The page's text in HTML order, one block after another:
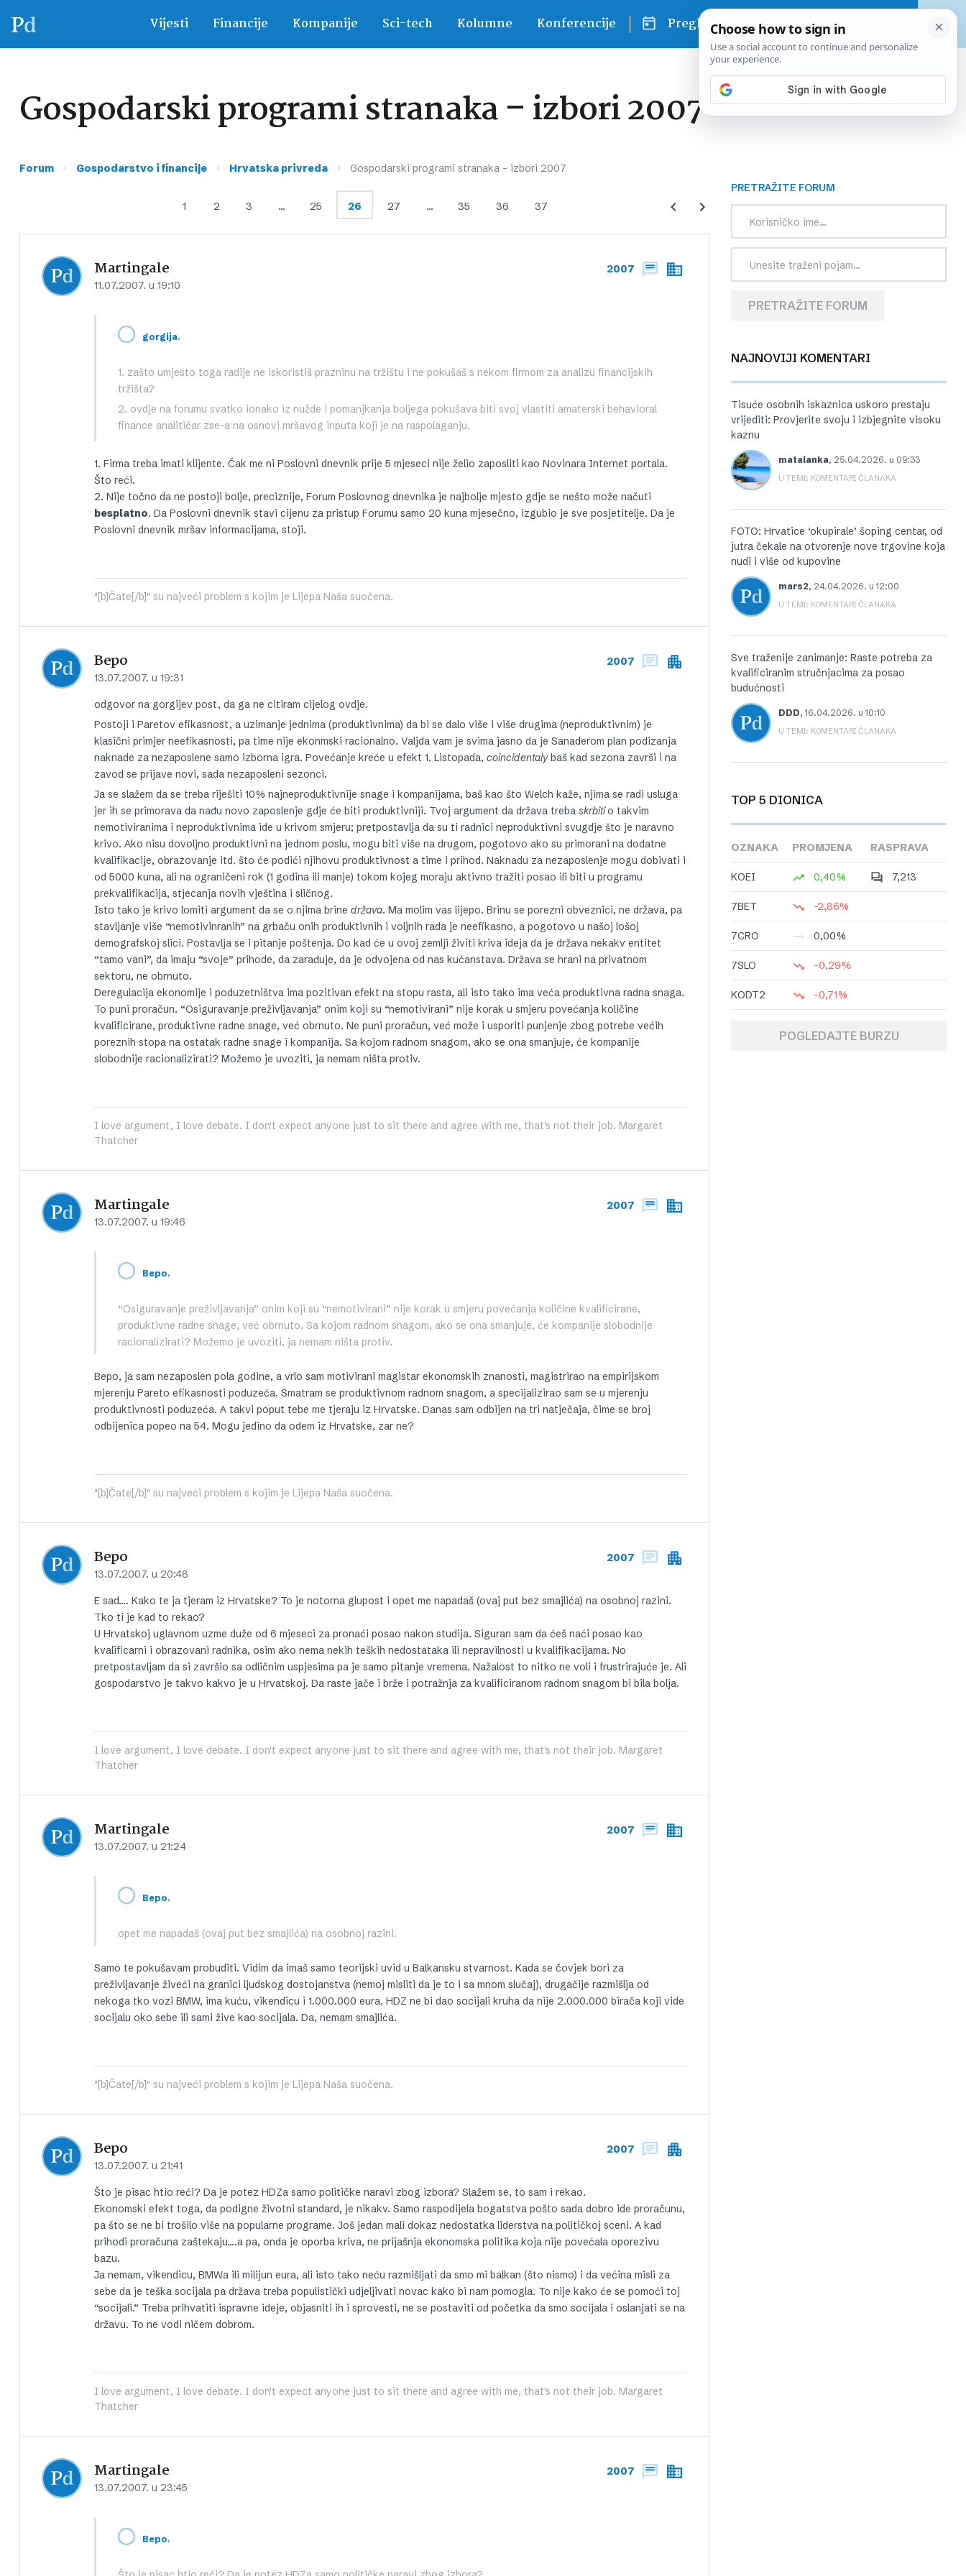
Vijesti Financije Kompanije Sci-tech Kolumne Konferencije Pregled dana
Gospodarski programi stranaka – izbori 2007
Forum › Gospodarstvo i financije › Hrvatska privreda › Gospodarski programi stranaka – izbori 2007
1 2 3 … 25 26 27 … 35 36 37
Martingale
11.07.2007. u 19:10
2007
gorgija,
1. zašto umjesto toga radije ne iskoristiš prazninu na tržištu i ne pokušaš s nekom firmom za analizu financijskih
tržišta?
2. ovdje na forumu svatko ionako iz nužde i pomanjkanja boljega pokušava biti svoj vlastiti amaterski behavioral
finance analitičar zse-a na osnovi mršavog inputa koji je na raspolaganju.
1. Firma treba imati klijente. Čak me ni Poslovni dnevnik prije 5 mjeseci nije želio zaposliti kao Novinara Internet portala.
Što reći.
2. Nije točno da ne postoji bolje, preciznije, Forum Poslovnog dnevnika je najbolje mjesto gdje se nešto može načuti
besplatno. Da Poslovni dnevnik stavi cijenu za pristup Forumu samo 20 kuna mjesečno, izgubio je sve posjetitelje. Da je
Poslovni dnevnik mršav informacijama, stoji.
"[b]Čate[/b]" su najveći problem s kojim je Lijepa Naša suočena.
Bepo
13.07.2007. u 19:31
2007
odgovor na gorgijev post, da ga ne citiram cijelog ovdje.
Postoji i Paretov efikasnost, a uzimanje jednima (produktivnima) da bi se dalo više i više drugima (neproduktivnim) je
klasični primjer neefikasnosti, pa time nije ekonmski racionalno. Valjda vam je svima jasno da je Sanaderom plan podizanja
naknade za nezaposlene samo izborna igra. Povećanje kreće u efekt 1. Listopada, coincidentalybaš kad sezona završi i na
zavod se prijave novi, sada nezaposleni sezonci.
Ja se slažem da se treba riješiti 10% najneproduktivnije snage i kompanijama, baš kao što Welch kaže, njima se radi usluga
jer ih se primorava da nađu novo zaposlenje gdje će biti produktivniji. Tvoj argument da država treba skrbitio takvim
nemotiviranima i neproduktivnima ide u krivom smjeru; pretpostavlja da su ti radnici neproduktivni svugdje što je naravno
krivo. Ako nisu dovoljno produktivni na jednom poslu, mogu biti više na drugom, pogotovo ako su primorani na dodatne
kvalifikacije, obrazovanje itd. što će podići njihovu produktivnost a time i prihod. Naknadu za nezaposlenje mogu dobivati i
od 5000 kuna, ali na ograničeni rok (1 godina ili manje) tokom kojeg moraju aktivno tražiti posao ili biti u programu
prekvalifikacija, stjecanja novih vještina i sličnog.
Isto tako je krivo lomiti argument da se o njima brine država. Ma molim vas lijepo. Brinu se porezni obveznici, ne država, pa
stavljanje više “nemotivinranih” na grbaču onih produktivnih i voljnih rada je neefikasno, a pogotovo u našoj lošoj
demografskoj slici. Postavlja se i pitanje poštenja. Do kad će u ovoj zemlji živiti kriva ideja da je država nekakv entitet
“tamo vani”, da imaju “svoje” prihode, da zarađuje, da je odvojena od nas kućanstava. Država se hrani na privatnom
sektoru, ne obrnuto.
Deregulacija ekonomije i poduzetništva ima pozitivan efekt na stopu rasta, ali isto tako ima veća produktivna radna snaga.
To puni proračun. “Osiguravanje preživljavanja” onim koji su “nemotivirani” nije korak u smjeru povećanja količine
kvalificirane, produktivne radne snage, već obrnuto. Ne puni proračun, već može i usporiti punjenje zbog potrebe većih
poreznih stopa na ostatak radne snage i kompanija. Sa kojom radnom snagom, ako se ona smanjuje, će kompanije
slobodnije racionalizirati? Možemo je uvoziti, ja nemam ništa protiv.
I love argument, I love debate. I don't expect anyone just to sit there and agree with me, that's not their job. Margaret
Thatcher
Martingale
13.07.2007. u 19:46
2007
Bepo,
“Osiguravanje preživljavanja” onim koji su “nemotivirani” nije korak u smjeru povećanja količine kvalificirane,
produktivne radne snage, već obrnuto. Sa kojom radnom snagom, ako se ona smanjuje, će kompanije slobodnije
racionalizirati? Možemo je uvoziti, ja nemam ništa protiv.
Bepo, ja sam nezaposlen pola godine, a vrlo sam motivirani magistar ekonomskih znanosti, magistrirao na empirijskom
mjerenju Pareto efikasnosti poduzeća. Smatram se produktivnom radnom snagom, a specijalizirao sam se u mjerenju
produktivnosti poduzeća. A takvi poput tebe me tjeraju iz Hrvatske. Danas sam odbijen na tri natječaja, čime se broj
odbijenica popeo na 54. Mogu jedino da odem iz Hrvatske, zar ne?
"[b]Čate[/b]" su najveći problem s kojim je Lijepa Naša suočena.
Bepo
13.07.2007. u 20:48
2007
E sad…. Kako te ja tjeram iz Hrvatske? To je notorna glupost i opet me napadaš (ovaj put bez smajlića) na osobnoj razini.
Tko ti je kad to rekao?
U Hrvatskoj uglavnom uzme duže od 6 mjeseci za pronaći posao nakon studija. Siguran sam da ćeš naći posao kao
kvalificarni i obrazovani radnika, osim ako nema nekih teških nedostataka ili nepravilnosti u kvalifikacijama. No
pretpostavljam da si završio sa odličnim uspjesima pa je samo pitanje vremena. Nažalost to nitko ne voli i frustrirajuće je. Ali
gospodarstvo je takvo kakvo je u Hrvatskoj. Da raste jače i brže i potražnja za kvalificiranom radnom snagom bi bila bolja.
I love argument, I love debate. I don't expect anyone just to sit there and agree with me, that's not their job. Margaret
Thatcher
Martingale
13.07.2007. u 21:24
2007
Bepo,
opet me napadaš (ovaj put bez smajlića) na osobnoj razini.
Samo te pokušavam probuditi. Vidim da imaš samo teorijski uvid u Balkansku stvarnost. Kada se čovjek bori za
preživljavanje živeći na granici ljudskog dostojanstva (nemoj misliti da je to i sa mnom slučaj), drugačije razmišlja od
nekoga tko vozi BMW, ima kuću, vikendicu i 1.000.000 eura. HDZ ne bi dao socijali kruha da nije 2.000.000 birača koji vide
socijalu oko sebe ili sami žive kao socijala. Da, nemam smajlića.
"[b]Čate[/b]" su najveći problem s kojim je Lijepa Naša suočena.
Bepo
13.07.2007. u 21:41
2007
Što je pisac htio reći? Da je potez HDZa samo političke naravi zbog izbora? Slažem se, to sam i rekao.
Ekonomski efekt toga, da podigne životni standard, je nikakv. Samo raspodijela bogatstva pošto sada dobro ide proračunu,
pa što se ne bi trošilo više na popularne programe. Još jedan mali dokaz nedostatka liderstva na političkoj sceni. A kad
prihodi proračuna zaštekaju….a pa, onda je oporba kriva, ne prijašnja ekonomska politika koja nije povećala oporezivu
bazu.
Ja nemam, vikendicu, BMWa ili milijun eura, ali isto tako neću razmišljati da smo mi balkan (što nismo) i da većina misli za
sebe da je teška socijala pa država treba populistički udjeljivati novac kako bi nam pomogla. To nije kako će se pomoći toj
“socijali.” Treba prihvatiti ispravne ideje, objasniti ih i sprovesti, ne se postaviti od početka da smo socijala i oslanjati se na
državu. To ne vodi ničem dobrom.
I love argument, I love debate. I don't expect anyone just to sit there and agree with me, that's not their job. Margaret
Thatcher
Martingale
13.07.2007. u 23:45
2007
Bepo,
PRETRAŽITE FORUM
PRETRAŽITE FORUM
NAJNOVIJI KOMENTARI
Tisuće osobnih iskaznica uskoro prestaju
vrijediti: Provjerite svoju i izbjegnite visoku
kaznu
matalanka, 25.04.2026. u 09:33
U TEMI: KOMENTARI ČLANAKA
FOTO: Hrvatice ‘okupirale’ šoping centar, od
jutra čekale na otvorenje nove trgovine koja
nudi i više od kupovine
mars2, 24.04.2026. u 12:00
U TEMI: KOMENTARI ČLANAKA
Sve traženije zanimanje: Raste potreba za
kvalificiranim stručnjacima za posao
budućnosti
DDD, 16.04.2026. u 10:10
U TEMI: KOMENTARI ČLANAKA
TOP 5 DIONICA
OZNAKA PROMJENA RASPRAVA
KOEI 0,40% 7,213
7BET -2,86%
7CRO 0,00%
7SLO -0,29%
KODT2 -0,71%
POGLEDAJTE BURZU